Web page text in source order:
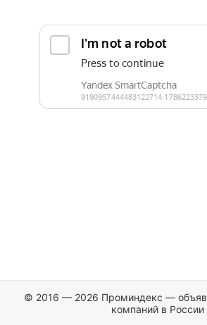
© 2016 — 2026 Проминдекс —
компаний в России